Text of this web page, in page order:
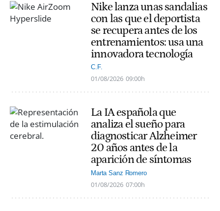
Nike lanza unas sandalias
con las que el deportista
se recupera antes de los
entrenamientos: usa una
innovadora tecnología
C.F.
01/08/2026 09:00h
La IA española que
analiza el sueño para
diagnosticar Alzheimer
20 años antes de la
aparición de síntomas
Marta Sanz Romero
01/08/2026 07:00h